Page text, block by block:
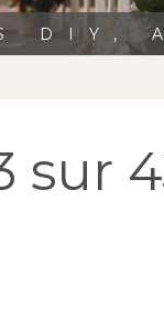
DIY,
sur